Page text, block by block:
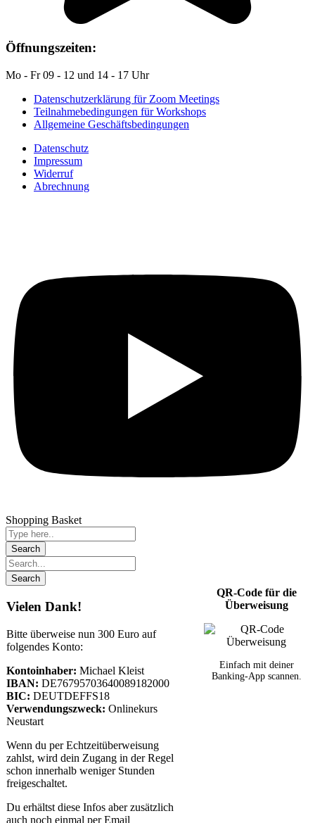
Öffnungszeiten:
Mo - Fr 09 - 12 und 14 - 17 Uhr
Datenschutzerklärung für Zoom Meetings
Teilnahmebedingungen für Workshops
Allgemeine Geschäftsbedingungen
Datenschutz
Impressum
Widerruf
Abrechnung
Shopping Basket
Vielen Dank!
Bitte überweise nun 300 Euro auf
folgendes Konto:
Kontoinhaber: Michael Kleist
IBAN: DE76795703640089182000
BIC: DEUTDEFFS18
Verwendungszweck: Onlinekurs
Neustart
Wenn du per Echtzeitüberweisung
zahlst, wird dein Zugang in der Regel
schon innerhalb weniger Stunden
freigeschaltet.
Du erhältst diese Infos aber zusätzlich
auch noch einmal per Email
QR-Code für die
Überweisung
Einfach mit deiner
Banking-App scannen.